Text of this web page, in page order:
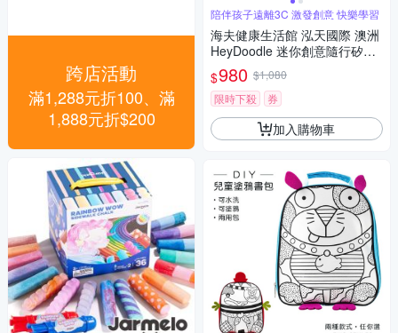
跨店活動
滿1,288元折100、滿
1,888元折$200
陪伴孩子遠離3C 激發創意 快樂學習
海夫健康生活館 泓天國際 澳洲
HeyDoodle 迷你創意隨行矽膠
畫墊 野⽣動物 ABC
$980 $1,080
限時下殺
券
加入購物車